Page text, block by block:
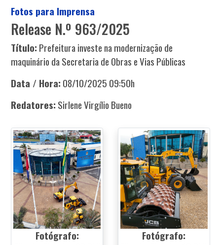
Fotos para Imprensa
Release N.º 963/2025
Título: Prefeitura investe na modernização de
maquinário da Secretaria de Obras e Vias Públicas
Data / Hora: 08/10/2025 09:50h
Redatores: Sirlene Virgílio Bueno
Fotógrafo:
Fotógrafo: